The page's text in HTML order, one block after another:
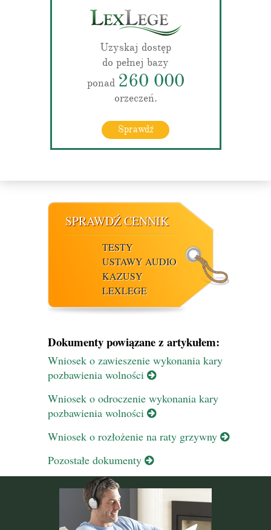
Uzyskaj dostęp
do pełnej bazy
ponad 260 000
orzeczeń.
Sprawdź
SPRAWDŹ CENNIK
TESTY
USTAWY AUDIO
KAZUSY
LEXLEGE
Dokumenty powiązane z artykułem:
Wniosek o zawieszenie wykonania kary
pozbawienia wolności
Wniosek o odroczenie wykonania kary
pozbawienia wolności
Wniosek o rozłożenie na raty grzywny
Pozostałe dokumenty